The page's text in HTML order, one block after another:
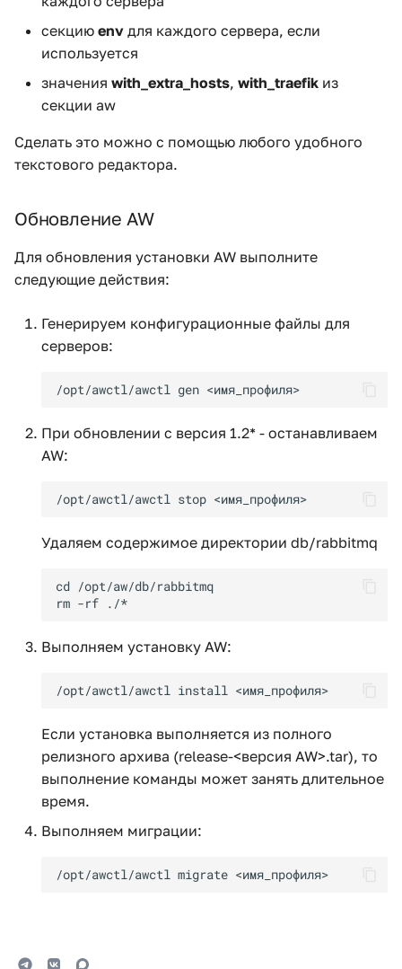
секцию env для каждого сервера, если
используется
значения with_extra_hosts, with_traefik из
секции aw
Сделать это можно с помощью любого удобного
текстового редактора.
Обновление AW
Для обновления установки AW выполните
следующие действия:
Генерируем конфигурационные файлы для
серверов:
При обновлении с версия 1.2* - останавливаем
AW:
Удаляем содержимое директории db/rabbitmq
Выполняем установку AW:
Если установка выполняется из полного
релизного архива (release-<версия AW>.tar), то
выполнение команды может занять длительное
время.
Выполняем миграции: